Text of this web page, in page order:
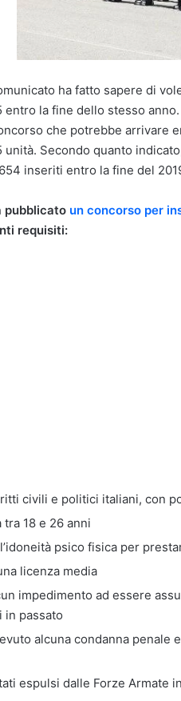
ha fatto sapere di
entro la fine dello stesso
che potrebbe arrivare
unità. Secondo quanto
inseriti entro la fine del
pubblicato un concorso per
requisiti:
civili e politici italiani, con
18 e 26 anni
psico fisica per
licenza media
impedimento ad essere
in passato
alcuna condanna
espulsi dalle Forze Armate